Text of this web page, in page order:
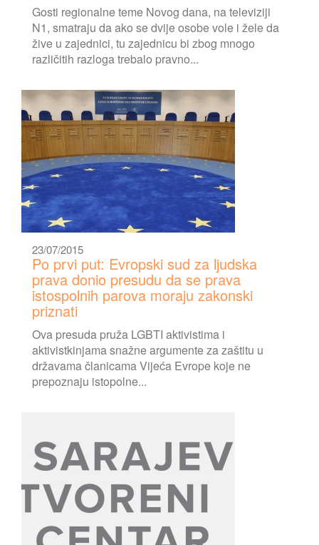
Gosti regionalne teme Novog dana, na televiziji
N1, smatraju da ako se dvije osobe vole i žele da
žive u zajednici, tu zajednicu bi zbog mnogo
različitih razloga trebalo pravno...
23/07/2015
Po prvi put: Evropski sud za ljudska
prava donio presudu da se prava
istospolnih parova moraju zakonski
priznati
Ova presuda pruža LGBTI aktivistima i
aktivistkinjama snažne argumente za zaštitu u
državama članicama Vijeća Evrope koje ne
prepoznaju istopolne...